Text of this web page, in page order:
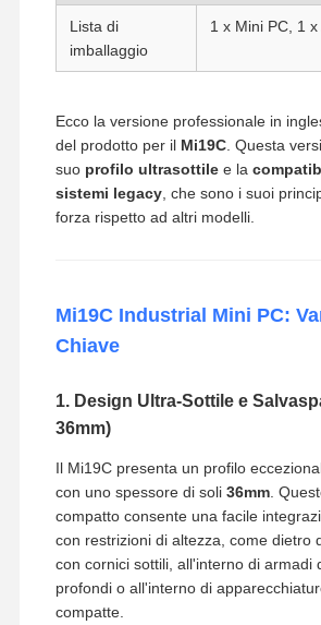
Lista di
imballaggio
1 x Mini PC, 1
Ecco la versione professionale in
del prodotto per il Mi19C. Questa
suo profilo ultrasottilee la
sistemi legacy, che sono i suoi
forza rispetto ad altri modelli.
Mi19C Industrial Mini PC:
Chiave
1. Design Ultra-Sottile e
36mm)
Il Mi19C presenta un profilo
con uno spessore di soli 36mm.
compatto consente una facile
con restrizioni di altezza, come dietro
con cornici sottili, all'interno di armadi
profondi o all'interno di
compatte.